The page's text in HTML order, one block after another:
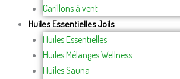
Carillons à vent
Huiles Essentielles Joils
Huiles Essentielles
Huiles Mélanges Wellness
Huiles Sauna